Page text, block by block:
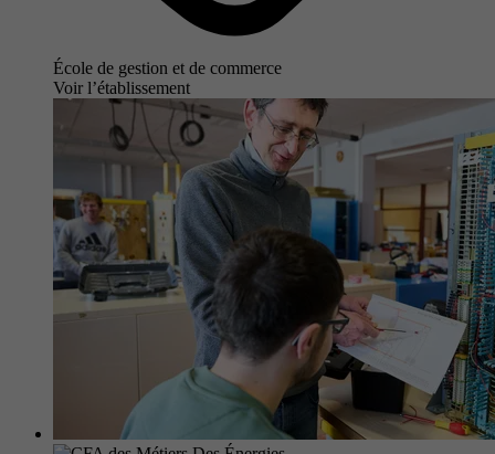
École de gestion et de commerce
Voir l’établissement